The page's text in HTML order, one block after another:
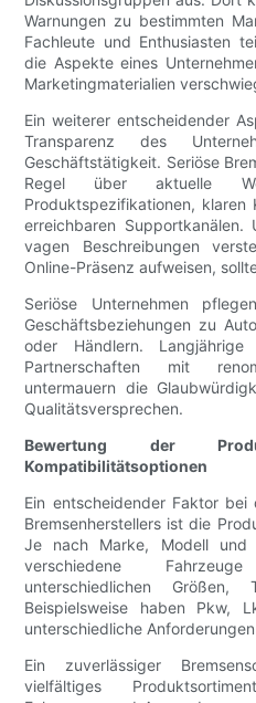
Warnungen zu bestimmten
Fachleute und Enthusiasten
die Aspekte eines
Marketingmaterialien
Ein weiterer entscheidender
Transparenz des
Geschäftstätigkeit. Seriöse
Regel über aktuelle
Produktspezifikationen, klaren
erreichbaren
vagen Beschreibungen
Online-Präsenz aufweisen,
Seriöse Unternehmen
Geschäftsbeziehungen zu
oder Händlern. Langjährige
Partnerschaften mit
untermauern die
Qualitätsversprechen.
Bewertung der
Kompatibilitätsoptionen
Ein entscheidender Faktor bei
Bremsenherstellers ist die
Je nach Marke, Modell und
verschiedene
unterschiedlichen Größen,
Beispielsweise haben Pkw,
unterschiedliche
Ein zuverlässiger
vielfältiges